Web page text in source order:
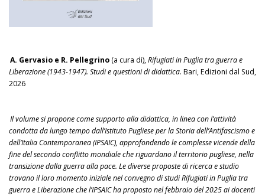
A. Gervasio e R. Pellegrino (a cura di),Rifugiati in Puglia tra guerra e
Liberazione (1943-1947). Studi e questioni di didattica. Bari, Edizioni dal Sud,
2026
Il volume si propone come supporto alla didattica, in linea con l’attività
condotta da lungo tempo dall’Istituto Pugliese per la Storia dell’Antifascismo e
dell’Italia Contemporanea (IPSAIC), approfondendo le complesse vicende della
fine del secondo conflitto mondiale che riguardano il territorio pugliese, nella
transizione dalla guerra alla pace. Le diverse proposte di ricerca e studio
trovano il loro momento iniziale nel convegno di studi Rifugiati in Puglia tra
guerra e Liberazione che l’IPSAIC ha proposto nel febbraio del 2025 ai docenti